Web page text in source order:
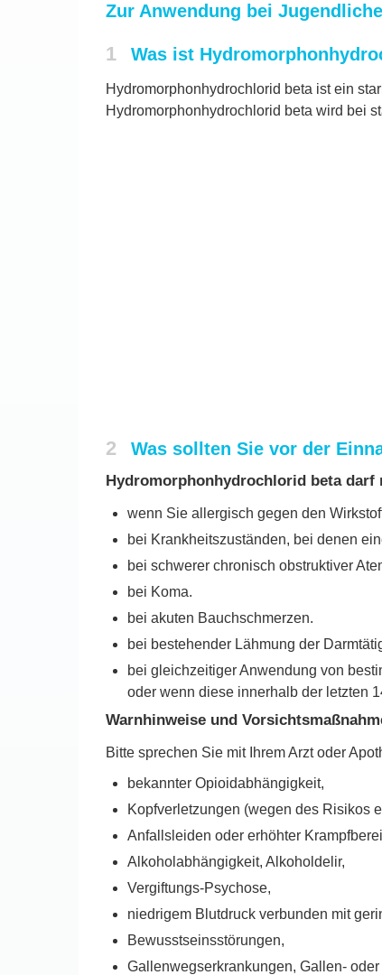
Zur Anwendung bei
1 Was ist
Hydromorphonhydrochlorid beta ist ein
Hydromorphonhydrochlorid beta wird bei
2 Was sollten Sie vor der
Hydromorphonhydrochlorid beta darf
wenn Sie allergisch gegen den
bei Krankheitszuständen, bei denen
bei schwerer chronisch obstruktiver
bei Koma.
bei akuten Bauchschmerzen.
bei bestehender Lähmung der
bei gleichzeitiger Anwendung von
oder wenn diese innerhalb der letzten
Warnhinweise und
Bitte sprechen Sie mit Ihrem Arzt oder
bekannter Opioidabhängigkeit,
Kopfverletzungen (wegen des Risikos
Anfallsleiden oder erhöhter
Alkoholabhängigkeit, Alkoholdelir,
Vergiftungs-Psychose,
niedrigem Blutdruck verbunden mit
Bewusstseinsstörungen,
Gallenwegserkrankungen, Gallen-